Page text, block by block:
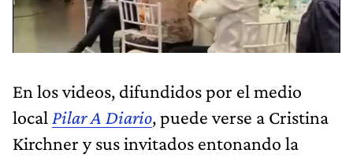
En los videos, difundidos por el medio
local Pilar A Diario, puede verse a Cristina
Kirchner y sus invitados entonando la